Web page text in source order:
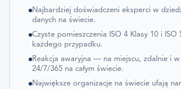
Najbardziej doświadczeni eksperci w
danych na świecie.
Czyste pomieszczenia ISO 4 Klasy 10 i ISO
każdego przypadku.
Reakcja awaryjna — na miejscu, zdalnie i
24/7/365 na całym świecie.
Największe organizacje na świecie ufają